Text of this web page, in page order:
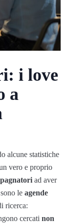
i love
a
alcune statistiche
vero e proprio
ad aver
le agende
ricerca:
cercati non